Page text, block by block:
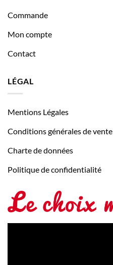
Commande
Mon compte
Contact
LÉGAL
Mentions Légales
Conditions générales de vente
Charte de données
Politique de confidentialité